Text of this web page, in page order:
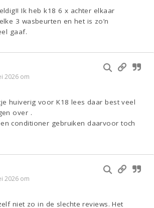
Ik heb k18 6 x achter elkaar
3 wasbeurten en het is zo’n
gaaf.
2026 om
huiverig voor K18 lees daar best veel
over .
conditioner gebruiken daarvoor toch
2026 om
niet zo in de slechte reviews. Het